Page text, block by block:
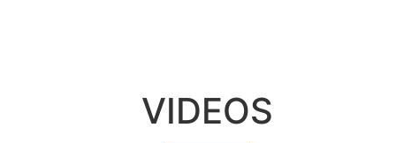
VIDEOS